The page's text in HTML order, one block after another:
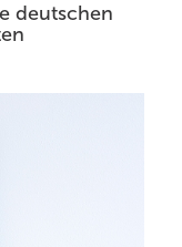
deutschen